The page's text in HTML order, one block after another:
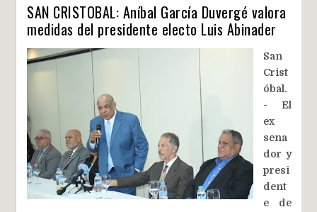
SAN CRISTOBAL: Aníbal García Duvergé valora
medidas del presidente electo Luis Abinader
San
Crist
óbal.
- El
ex
sena
dor y
presi
dent
e de